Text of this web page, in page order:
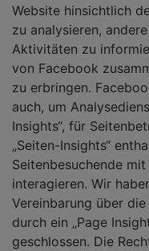
Website hinsichtlich
zu analysieren,
Aktivitäten zu
von Facebook
zu erbringen.
auch, um
Insights“, für
„Seiten-Insights“
Seitenbesuchende
interagieren. Wir
Vereinbarung über
durch ein „Page
geschlossen. Die